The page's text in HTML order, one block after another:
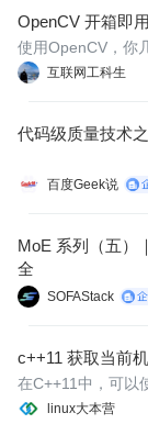
OpenCV 开箱即
互联网工科生
使用OpenCV，你
现实生活中的问题
代码级质量技术
百度Geek说
MoE 系列（五）
全
SOFAStack
c++11 获取当前
linux大本营
在C++11中，可以
取当前机器的唯一